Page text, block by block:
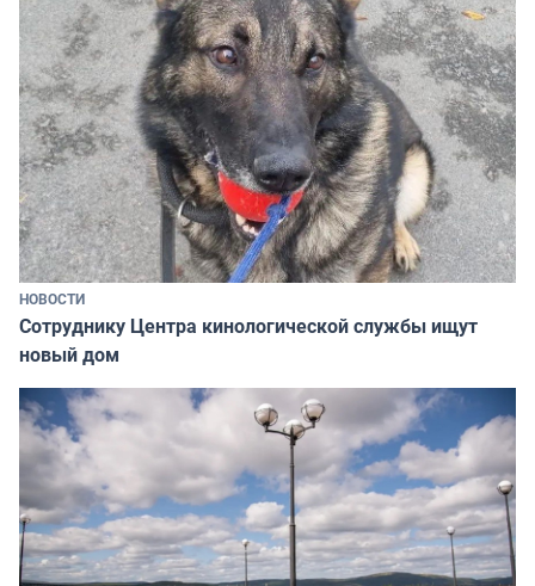
НОВОСТИ
Сотруднику Центра кинологической службы ищут
новый дом